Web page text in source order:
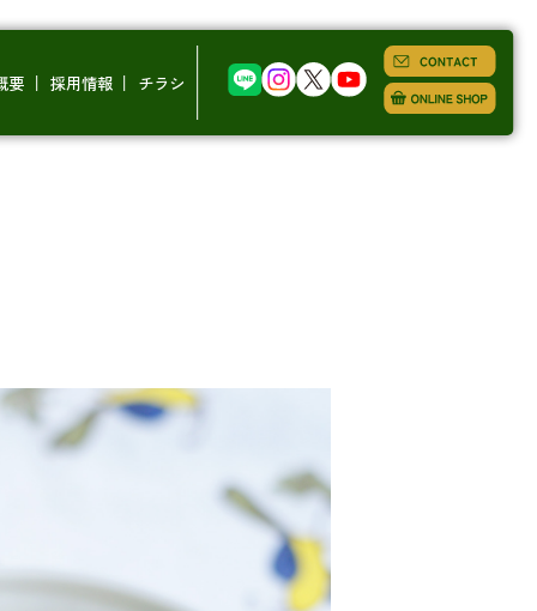
要 採用情報 チラシ